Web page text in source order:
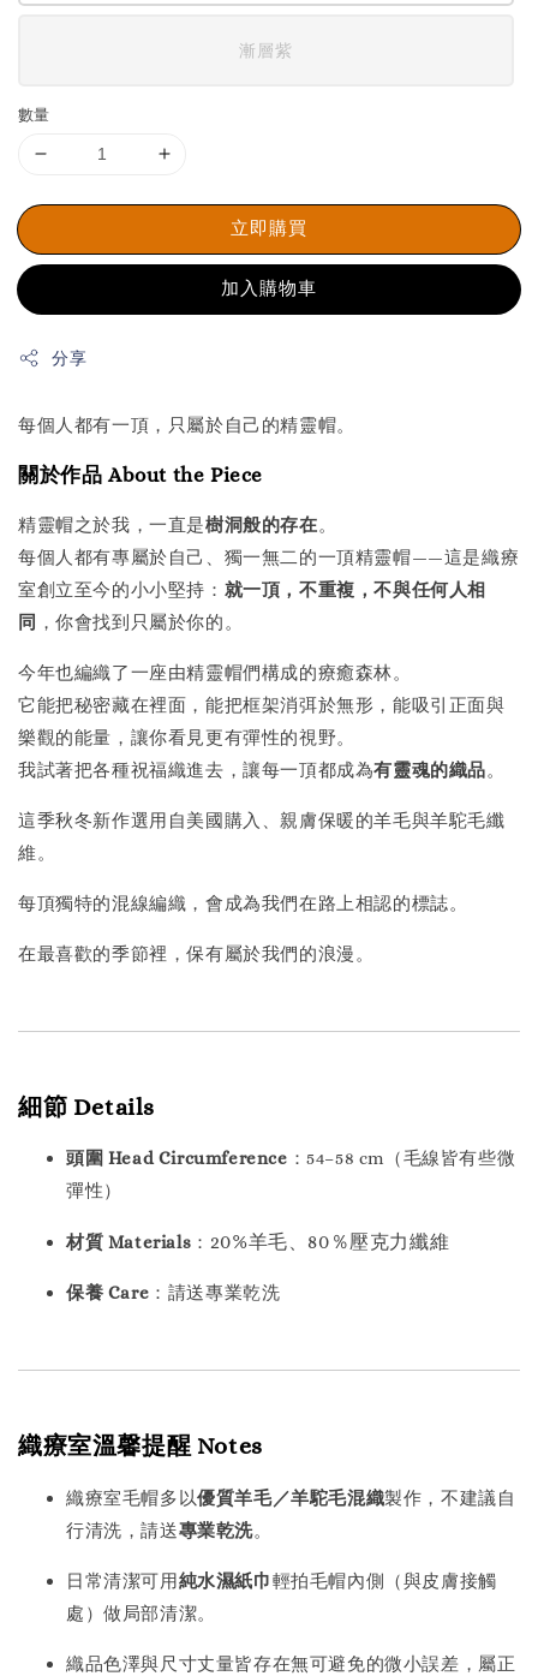
漸層紫
數量
立即購買
加入購物車
分享
每個人都有一頂，只屬於自己的精靈帽。
關於作品 About the Piece
精靈帽之於我，一直是樹洞般的存在。
每個人都有專屬於自己、獨一無二的一頂精靈帽——這是織療
室創立至今的小小堅持： 就一頂，不重複，不與任何人相
同 ，你會找到只屬於你的。
今年也編織了一座由精靈帽們構成的療癒森林。
它能把秘密藏在裡面，能把框架消弭於無形，能吸引正面與
樂觀的能量，讓你看見更有彈性的視野。
我試著把各種祝福織進去，讓每一頂都成為有靈魂的織品。
這季秋冬新作選用自美國購入、親膚保暖的羊毛與羊駝毛纖
維。
每頂獨特的混線編織，會成為我們在路上相認的標誌。
在最喜歡的季節裡，保有屬於我們的浪漫。
細節 Details
頭圍 Head Circumference ：54–58 cm（毛線皆有些微
彈性）
材質 Materials ： 20%羊毛、80％壓克力纖維
保養 Care ：請送專業乾洗
織療室溫馨提醒 Notes
織療室毛帽多以優質羊毛／羊駝毛混織製作，不建議自
行清洗，請送專業乾洗。
日常清潔可用純水濕紙巾輕拍毛帽內側（與皮膚接觸
處）做局部清潔。
織品色澤與尺寸丈量皆存在無可避免的微小誤差，屬正